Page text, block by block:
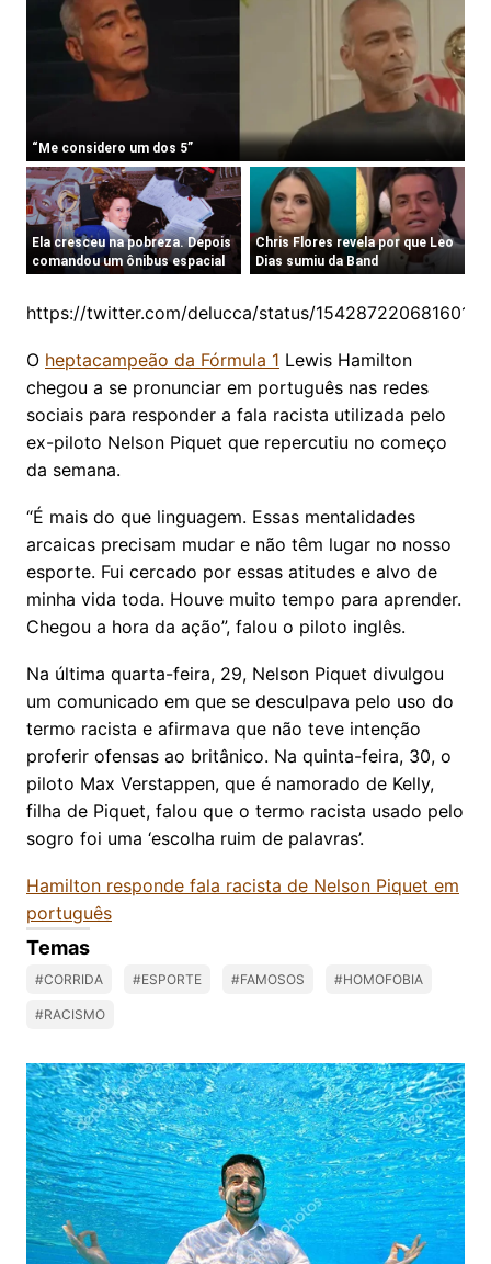
https://twitter.com/delucca/status/
O heptacampeão da Fórmula 1 Lewis Hamilton
chegou a se pronunciar em português nas redes
sociais para responder a fala racista utilizada pelo
ex-piloto Nelson Piquet que repercutiu no começo
da semana.
“É mais do que linguagem. Essas mentalidades
arcaicas precisam mudar e não têm lugar no nosso
esporte. Fui cercado por essas atitudes e alvo de
minha vida toda. Houve muito tempo para aprender.
Chegou a hora da ação”, falou o piloto inglês.
Na última quarta-feira, 29, Nelson Piquet divulgou
um comunicado em que se desculpava pelo uso do
termo racista e afirmava que não teve intenção
proferir ofensas ao britânico. Na quinta-feira, 30, o
piloto Max Verstappen, que é namorado de Kelly,
filha de Piquet, falou que o termo racista usado pelo
sogro foi uma ‘escolha ruim de palavras’.
Hamilton responde fala racista de Nelson Piquet em
português
Temas
#CORRIDA #ESPORTE #FAMOSOS #HOMOFOBIA
#RACISMO